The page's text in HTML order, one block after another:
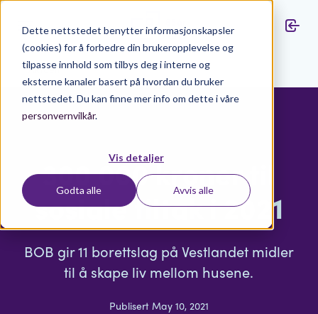
Dette nettstedet benytter informasjonskapsler
(cookies) for å forbedre din brukeropplevelse og
tilpasse innhold som tilbys deg i interne og
eksterne kanaler basert på hvordan du bruker
nettstedet. Du kan finne mer info om dette i våre
personvernvilkår.
Vis detaljer
Godta alle Avvis alle
Aktuelt
300 000 kroner til
sosiale tiltak i 2021
BOB gir 11 borettslag på Vestlandet midler
til å skape liv mellom husene.
Publisert May 10, 2021